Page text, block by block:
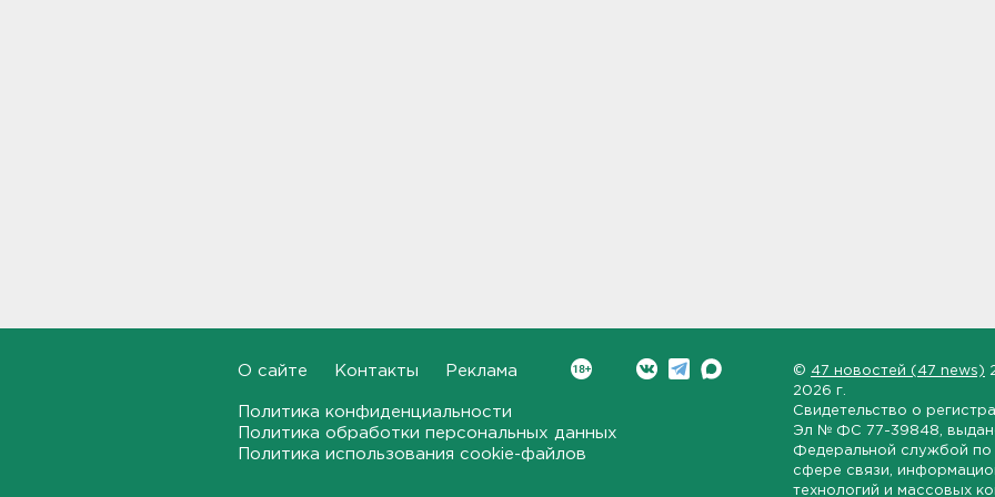
и снёс детскую площадку -
О сайте Контакты Реклама
Политика конфиденциальности
Политика обработки персональных данных
Политика использования cookie-файлов
© 47 новостей (47 news)
2026 г.
Свидетельство о
Эл № ФС 77-39848 ,
Федеральной службой по
сфере связи,
технологий и массовых